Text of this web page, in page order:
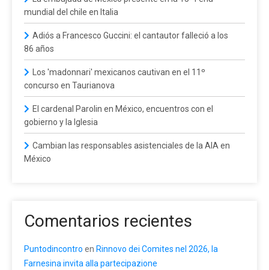
mundial del chile en Italia
Adiós a Francesco Guccini: el cantautor falleció a los
86 años
Los 'madonnari' mexicanos cautivan en el 11º
concurso en Taurianova
El cardenal Parolin en México, encuentros con el
gobierno y la Iglesia
Cambian las responsables asistenciales de la AIA en
México
Comentarios recientes
Puntodincontro en Rinnovo dei Comites nel 2026, la
Farnesina invita alla partecipazione